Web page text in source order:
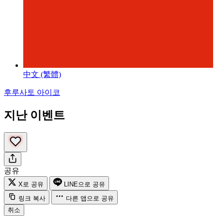
中文 (繁體)
후루사토 아이코
지난 이벤트
공유
X로 공유
LINE으로 공유
링크 복사
다른 앱으로 공유
취소